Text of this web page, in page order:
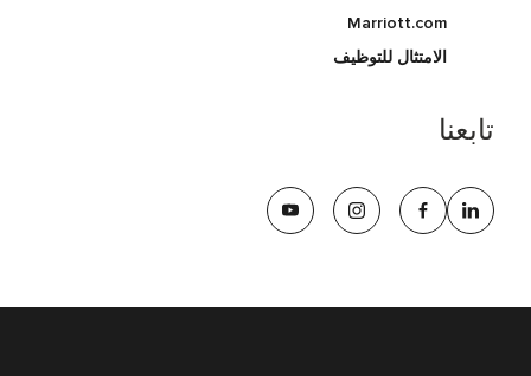
Marriott.com
الامتثال للتوظيف
تابعنا